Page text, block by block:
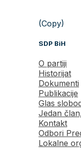
(Copy)
SDP BiH
O partiji
Historijat
Dokumenti
Publikacije
Glas
Jedan
Kontakt
Odbori
Lokalne